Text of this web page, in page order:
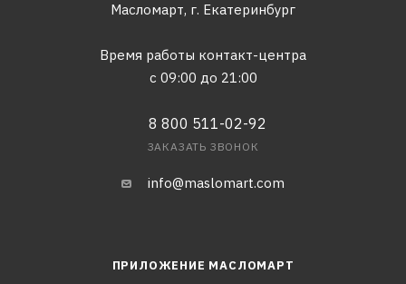
Масломарт, г. Екатеринбург
Время работы контакт-центра
с 09:00 до 21:00
8 800 511-02-92
ЗАКАЗАТЬ ЗВОНОК
info@maslomart.com
ПРИЛОЖЕНИЕ МАСЛОМАРТ